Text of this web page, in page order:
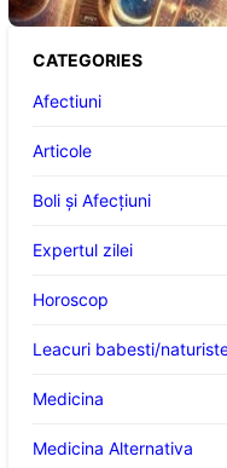
CATEGORIES
Afectiuni
Articole
Boli și Afecțiuni
Expertul zilei
Horoscop
Leacuri babesti/
Medicina
Medicina Alternativa